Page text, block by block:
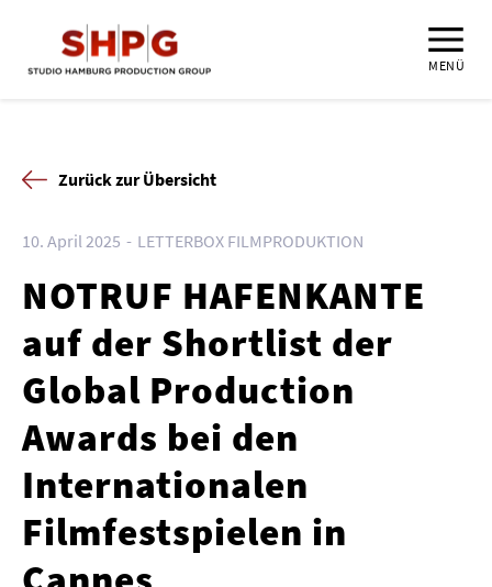
MENÜ
Zurück zur Übersicht
10. April 2025 LETTERBOX FILMPRODUKTION
NOTRUF HAFENKANTE
auf der Shortlist der
Global Production
Awards bei den
Internationalen
Filmfestspielen in